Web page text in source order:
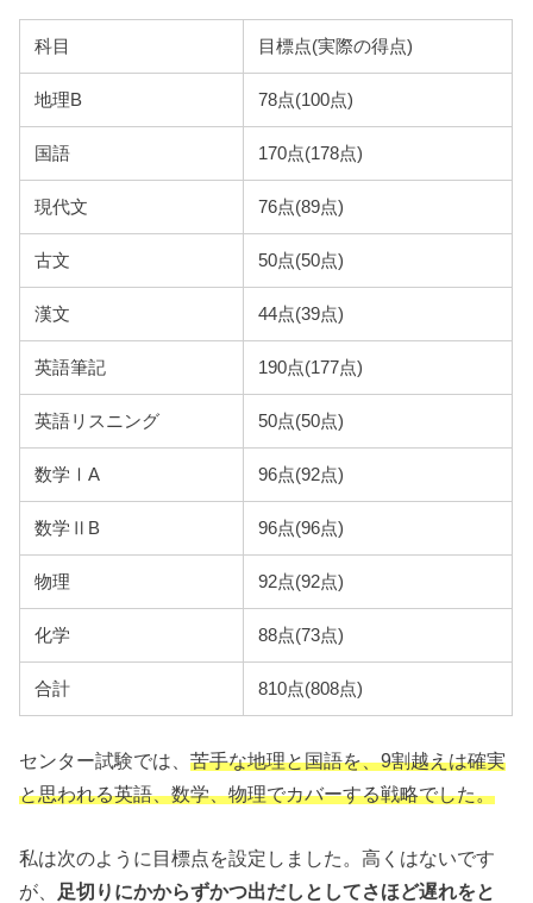
科目 目標点(実際の得点)
地理B 78点(100点)
国語 170点(178点)
現代文 76点(89点)
古文 50点(50点)
漢文 44点(39点)
英語筆記 190点(177点)
英語リスニング 50点(50点)
数学ⅠA 96点(92点)
数学ⅡB 96点(96点)
物理 92点(92点)
化学 88点(73点)
合計 810点(808点)
センター試験では、苦手な地理と国語を、9割越えは確実
と思われる英語、数学、物理でカバーする戦略でした。
私は次のように目標点を設定しました。高くはないです
が、 足切りにかからずかつ出だしとしてさほど遅れをと